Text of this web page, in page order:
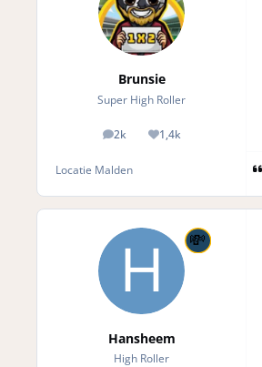
Brunsie
Super High Roller
2k
posts 1,4k
Reputation
Locatie Malden
Hansheem
High Roller